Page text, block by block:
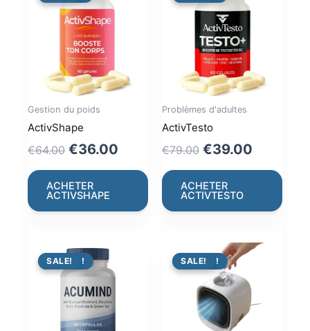
Gestion du poids
ActivShape
€64.00 Original
price
was:
€64.00.
€36.00 Current
price
€36.00.
ACHETER
ACTIVSHAPE
Problèmes d'adultes
ActivTesto
€79.00 Original
price
was:
€79.00.
€39.00
price
€39.00.
ACHETER
ACTIVTESTO
PROMO !
SALE! PROMO !
SALE!